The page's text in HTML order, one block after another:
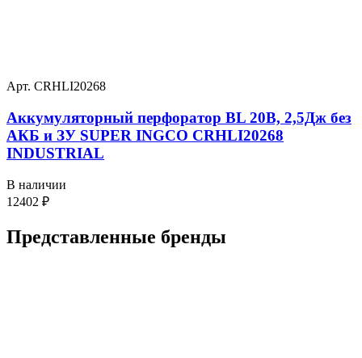
Арт. CRHLI20268
Аккумуляторный перфоратор BL 20В, 2,5Дж без
АКБ и ЗУ SUPER INGCO CRHLI20268
INDUSTRIAL
В наличии
12402 ₽
Представленные бренды